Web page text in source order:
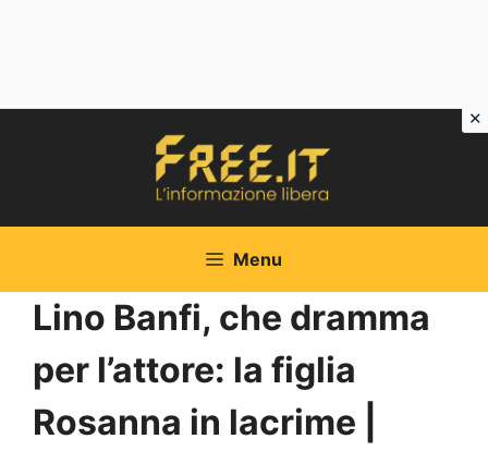
Menu
Lino Banfi, che dramma
per l’attore: la figlia
Rosanna in lacrime |